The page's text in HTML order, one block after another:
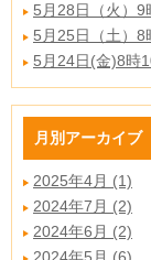
5月28日（火）9
5月25日（土）8
5月24日(金)8時
月別アーカイブ
2025年4月 (1)
2024年7月 (2)
2024年6月 (2)